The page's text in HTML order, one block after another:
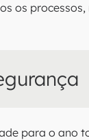
os
para o ano